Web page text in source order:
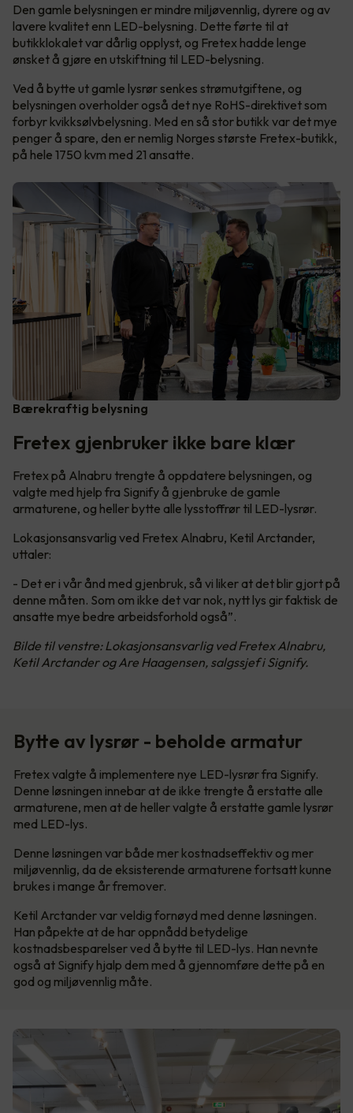
Den gamle belysningen er mindre miljøvennlig, dyrere og av
lavere kvalitet enn LED-belysning. Dette førte til at
butikklokalet var dårlig opplyst, og Fretex hadde lenge
ønsket å gjøre en utskiftning til LED-belysning.
Ved å bytte ut gamle lysrør senkes strømutgiftene, og
belysningen overholder også det nye RoHS-direktivet som
forbyr kvikksølvbelysning. Med en så stor butikk var det mye
penger å spare, den er nemlig Norges største Fretex-butikk,
på hele 1750 kvm med 21 ansatte.
Bærekraftig belysning
Fretex gjenbruker ikke bare klær
Fretex på Alnabru trengte å oppdatere belysningen, og
valgte med hjelp fra Signify å gjenbruke de gamle
armaturene, og heller bytte alle lysstoffrør til LED-lysrør.
Lokasjonsansvarlig ved Fretex Alnabru, Ketil Arctander,
uttaler:
- Det er i vår ånd med gjenbruk, så vi liker at det blir gjort på
denne måten. Som om ikke det var nok, nytt lys gir faktisk de
ansatte mye bedre arbeidsforhold også”.
Bilde til venstre: Lokasjonsansvarlig ved Fretex Alnabru,
Ketil Arctander og Are Haagensen, salgssjef i Signify.
Bytte av lysrør - beholde armatur
Fretex valgte å implementere nye LED-lysrør fra Signify.
Denne løsningen innebar at de ikke trengte å erstatte alle
armaturene, men at de heller valgte å erstatte gamle lysrør
med LED-lys.
Denne løsningen var både mer kostnadseffektiv og mer
miljøvennlig, da de eksisterende armaturene fortsatt kunne
brukes i mange år fremover.
Ketil Arctander var veldig fornøyd med denne løsningen.
Han påpekte at de har oppnådd betydelige
kostnadsbesparelser ved å bytte til LED-lys. Han nevnte
også at Signify hjalp dem med å gjennomføre dette på en
god og miljøvennlig måte.